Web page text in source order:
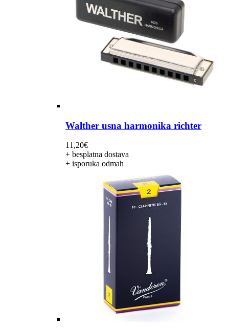
Walther usna harmonika richter
11,20€
+ besplatna dostava
+ isporuka odmah